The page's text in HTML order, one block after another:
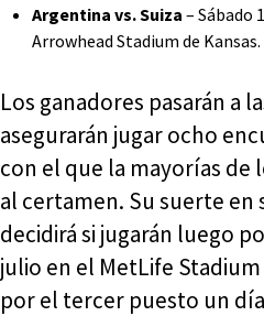
Argentina vs. Suiza – Sábado
Arrowhead Stadium de Kansas.
Los ganadores pasarán a
asegurarán jugar ocho
con el que la mayorías de
al certamen. Su suerte en
decidirá si jugarán luego
julio en el MetLife
por el tercer puesto un